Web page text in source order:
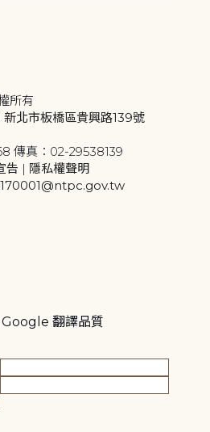
所有
北市板橋區貴興路139號
傳真：02-29538139
告 | 隱私權聲明
Google 翻譯品質